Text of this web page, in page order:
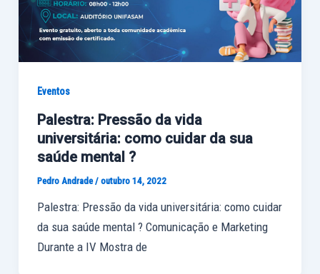
Eventos
Palestra: Pressão da vida
universitária: como cuidar da sua
saúde mental ?
Pedro Andrade/ outubro 14, 2022
Palestra: Pressão da vida universitária: como cuidar
da sua saúde mental ? Comunicação e Marketing
Durante a IV Mostra de